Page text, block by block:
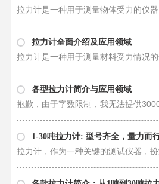
拉力计全面介绍及应用领域
各型拉力计简介与应用领域
1-30吨拉力计: 型号齐全，量力而